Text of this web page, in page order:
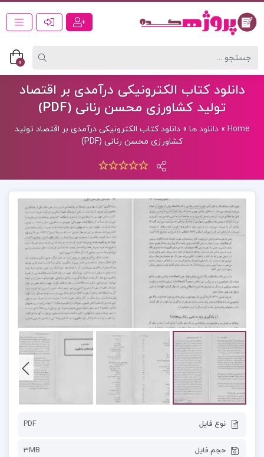
0
دانلود کتاب الکترونیکی درآمدی بر اقتصاد
تولید کشاورزی محسن رنانی (PDF)
Home
»دانلود ها »دانلود کتاب الکترونیکی درآمدی بر اقتصاد تولید
کشاورزی محسن رنانی (PDF)
نوع فایل PDF
حجم فایل 3MB